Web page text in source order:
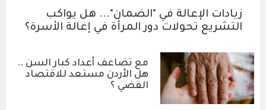
زيادات الإعالة في "الضمان"... هل يواكب
التشريع تحولات دور المرأة في إعالة الأسرة؟
مع تضاعف أعداد كبار السن ..
هل الأردن مستعد للاقتصاد
الفضي ؟